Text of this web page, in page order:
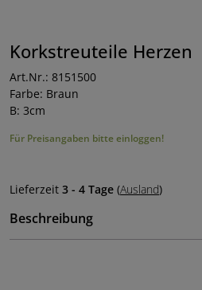
Korkstreuteile Herzen
Art.Nr.: 8151500
Farbe: Braun
B: 3cm
Für Preisangaben bitte einloggen!
Lieferzeit 3 - 4 Tage (Ausland)
Beschreibung